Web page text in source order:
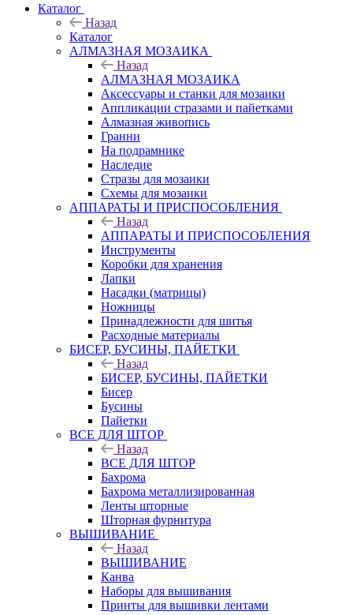
Каталог
Назад
Каталог
АЛМАЗНАЯ МОЗАИКА
Назад
АЛМАЗНАЯ МОЗАИКА
Аксессуары и станки для мозаики
Аппликации стразами и пайетками
Алмазная живопись
Гранни
На подрамнике
Наследие
Стразы для мозаики
Схемы для мозаики
АППАРАТЫ И ПРИСПОСОБЛЕНИЯ
Назад
АППАРАТЫ И ПРИСПОСОБЛЕНИЯ
Инструменты
Коробки для хранения
Лапки
Насадки (матрицы)
Ножницы
Принадлежности для шитья
Расходные материалы
БИСЕР, БУСИНЫ, ПАЙЕТКИ
Назад
БИСЕР, БУСИНЫ, ПАЙЕТКИ
Бисер
Бусины
Пайетки
ВСЕ ДЛЯ ШТОР
Назад
ВСЕ ДЛЯ ШТОР
Бахрома
Бахрома металлизированная
Ленты шторные
Шторная фурнитура
ВЫШИВАНИЕ
Назад
ВЫШИВАНИЕ
Канва
Наборы для вышивания
Принты для вышивки лентами